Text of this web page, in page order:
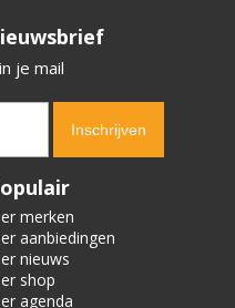
je mail
merken
aanbiedingen
nieuws
shop
agenda